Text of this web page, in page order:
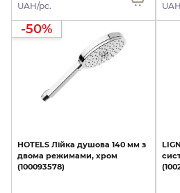
UAH/pc.
-50%
HOTELS Лійка душова 140 мм з
двома режимами, хром
(100093578)